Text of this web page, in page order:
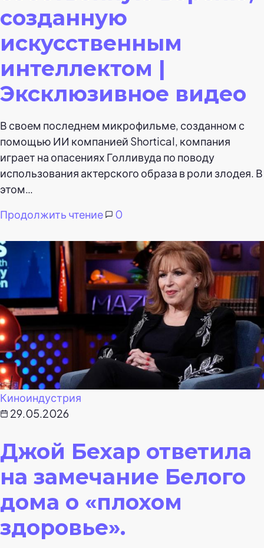
созданную
искусственным
интеллектом |
Эксклюзивное видео
В своем последнем микрофильме, созданном с
помощью ИИ компанией Shortical, компания
играет на опасениях Голливуда по поводу
использования актерского образа в роли злодея. В
этом…
Продолжить чтение
0
Киноиндустрия
29.05.2026
Джой Бехар ответила
на замечание Белого
дома о «плохом
здоровье».